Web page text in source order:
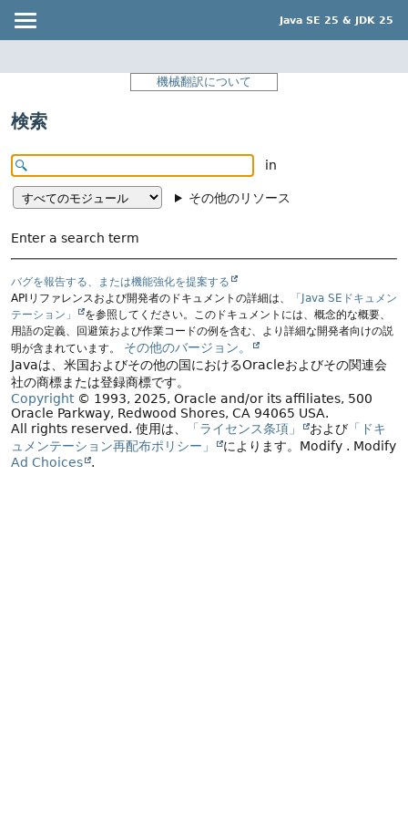
Java SE 25 & JDK 25
機械翻訳について
検索
in
その他のリソース
Enter a search term
バグを報告する、または機能強化を提案する
APIリファレンスおよび開発者のドキュメントの詳細は、
「Java SEドキュメン
テーション」
を参照してください。このドキュメントには、概念的な概要、
用語の定義、回避策および作業コードの例を含む、より詳細な開発者向けの説
明が含まれています。
その他のバージョン。
Javaは、米国およびその他の国におけるOracleおよびその関連会
社の商標または登録商標です。
Copyright© 1993, 2025, Oracle and/or its affiliates, 500
Oracle Parkway, Redwood Shores, CA 94065 USA.
All rights reserved. 使用は、 「ライセンス条項」 および 「ドキ
ュメンテーション再配布ポリシー」
によります。 Modify . Modify
Ad Choices
.